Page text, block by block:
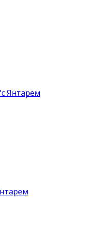
Янтарем